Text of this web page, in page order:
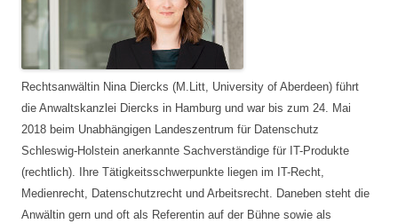
Rechtsanwältin Nina Diercks (M.Litt, University of Aberdeen) führt
die Anwaltskanzlei Diercks in Hamburg und war bis zum 24. Mai
2018 beim Unabhängigen Landeszentrum für Datenschutz
Schleswig-Holstein anerkannte Sachverständige für IT-Produkte
(rechtlich). Ihre Tätigkeitsschwerpunkte liegen im IT-Recht,
Medienrecht, Datenschutzrecht und Arbeitsrecht. Daneben steht die
Anwältin gern und oft als Referentin auf der Bühne sowie als